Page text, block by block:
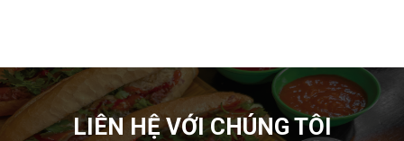
LIÊN HỆ VỚI CHÚNG TÔI